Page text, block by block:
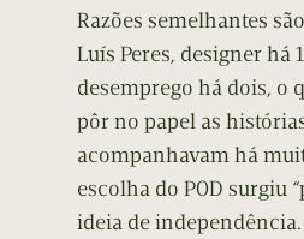
Razões semelhantes
Luís Peres, designer há
desemprego há dois, o
pôr no papel as
acompanhavam há
escolha do POD surgiu
ideia de independência.